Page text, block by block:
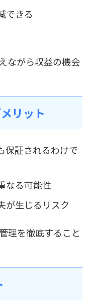
できる
ながら収益の機会
リット
保証されるわけで
なる可能性
が生じるリスク
理を徹底すること